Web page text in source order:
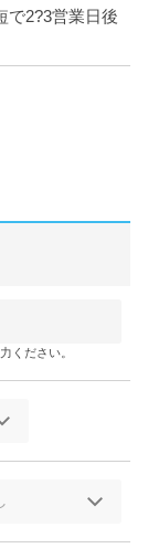
2?3営業日後
ください。